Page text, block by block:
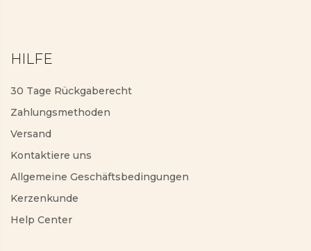
HILFE
30 Tage Rückgaberecht
Zahlungsmethoden
Versand
Kontaktiere uns
Allgemeine Geschäftsbedingungen
Kerzenkunde
Help Center